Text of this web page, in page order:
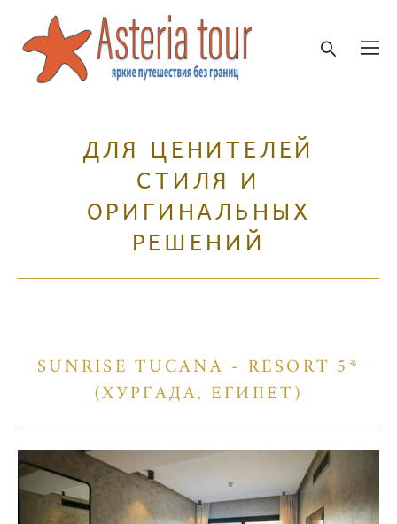
ДЛЯ ЦЕНИТЕЛЕЙ
СТИЛЯ И
ОРИГИНАЛЬНЫХ
РЕШЕНИЙ
SUNRISE TUCANA - RESORT 5*
(ХУРГАДА, ЕГИПЕТ)